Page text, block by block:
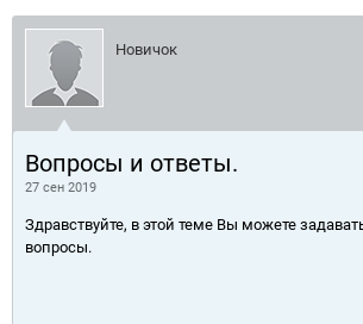
Новичок
Вопросы и ответы.
27 сен 2019
Здравствуйте, в этой теме Вы можете
вопросы.